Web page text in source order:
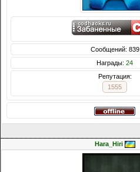
Сообщений: 839
Награды: 24
Репутация:
1555
Hara_Hiri